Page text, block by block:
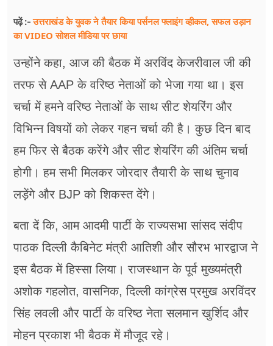
पढ़ें :-उत्तराखंड के युवक ने तैयार किया पर्सनल फ्लाइंग व्हीकल, सफल उड़ान
का VIDEO सोशल मीडिया पर छाया
उन्होंने कहा, आज की बैठक में अरविंद केजरीवाल जी की
तरफ से AAP के वरिष्ठ नेताओं को भेजा गया था। इस
चर्चा में हमने वरिष्ठ नेताओं के साथ सीट शेयरिंग और
विभिन्न विषयों को लेकर गहन चर्चा की है। कुछ दिन बाद
हम फिर से बैठक करेंगे और सीट शेयरिंग की अंतिम चर्चा
होगी। हम सभी मिलकर जोरदार तैयारी के साथ चुनाव
लड़ेंगे और BJP को शिकस्त देंगे।
बता दें कि, आम आदमी पार्टी के राज्यसभा सांसद संदीप
पाठक दिल्ली कैबिनेट मंत्री आतिशी और सौरभ भारद्वाज ने
इस बैठक में हिस्सा लिया। राजस्थान के पूर्व मुख्यमंत्री
अशोक गहलोत, वासनिक, दिल्ली कांग्रेस प्रमुख अरविंदर
सिंह लवली और पार्टी के वरिष्ठ नेता सलमान खुर्शिद और
मोहन प्रकाश भी बैठक में मौजूद रहे।